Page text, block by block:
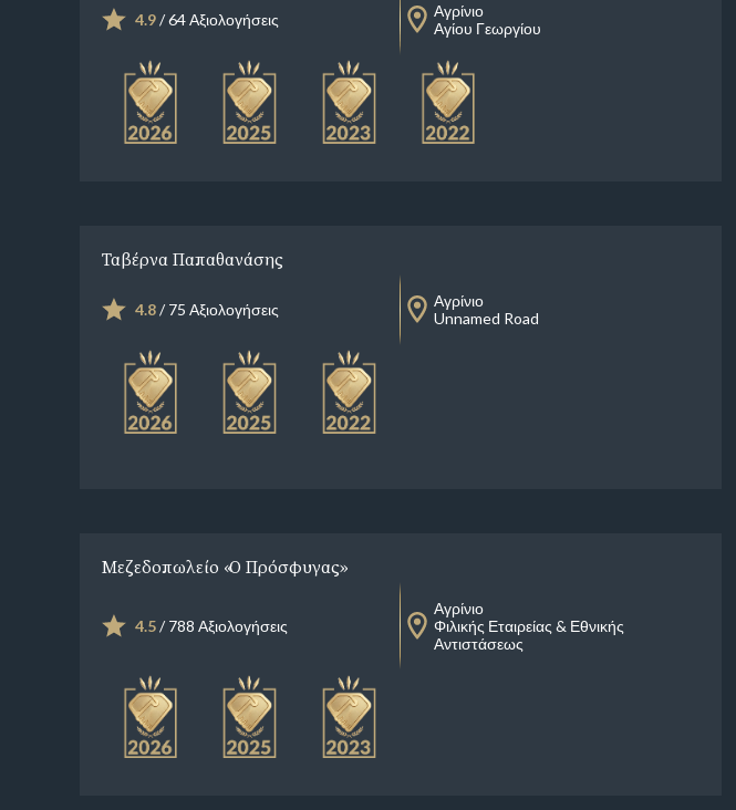
4.9/ 64 Αξιολογήσεις
Αγρίνιο
Αγίου Γεωργίου
Ταβέρνα Παπαθανάσης
4.8/ 75 Αξιολογήσεις
Αγρίνιο
Unnamed Road
Μεζεδοπωλείο «Ο Πρόσφυγας»
4.5/ 788 Αξιολογήσεις
Αγρίνιο
Φιλικής Εταιρείας & Εθνικής
Αντιστάσεως